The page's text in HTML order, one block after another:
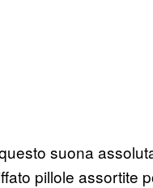
suona
pillole assortite